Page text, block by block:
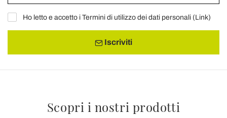
Ho letto e accetto i Termini di utilizzo dei dati personali (Link)
Iscriviti
Scopri i nostri prodotti